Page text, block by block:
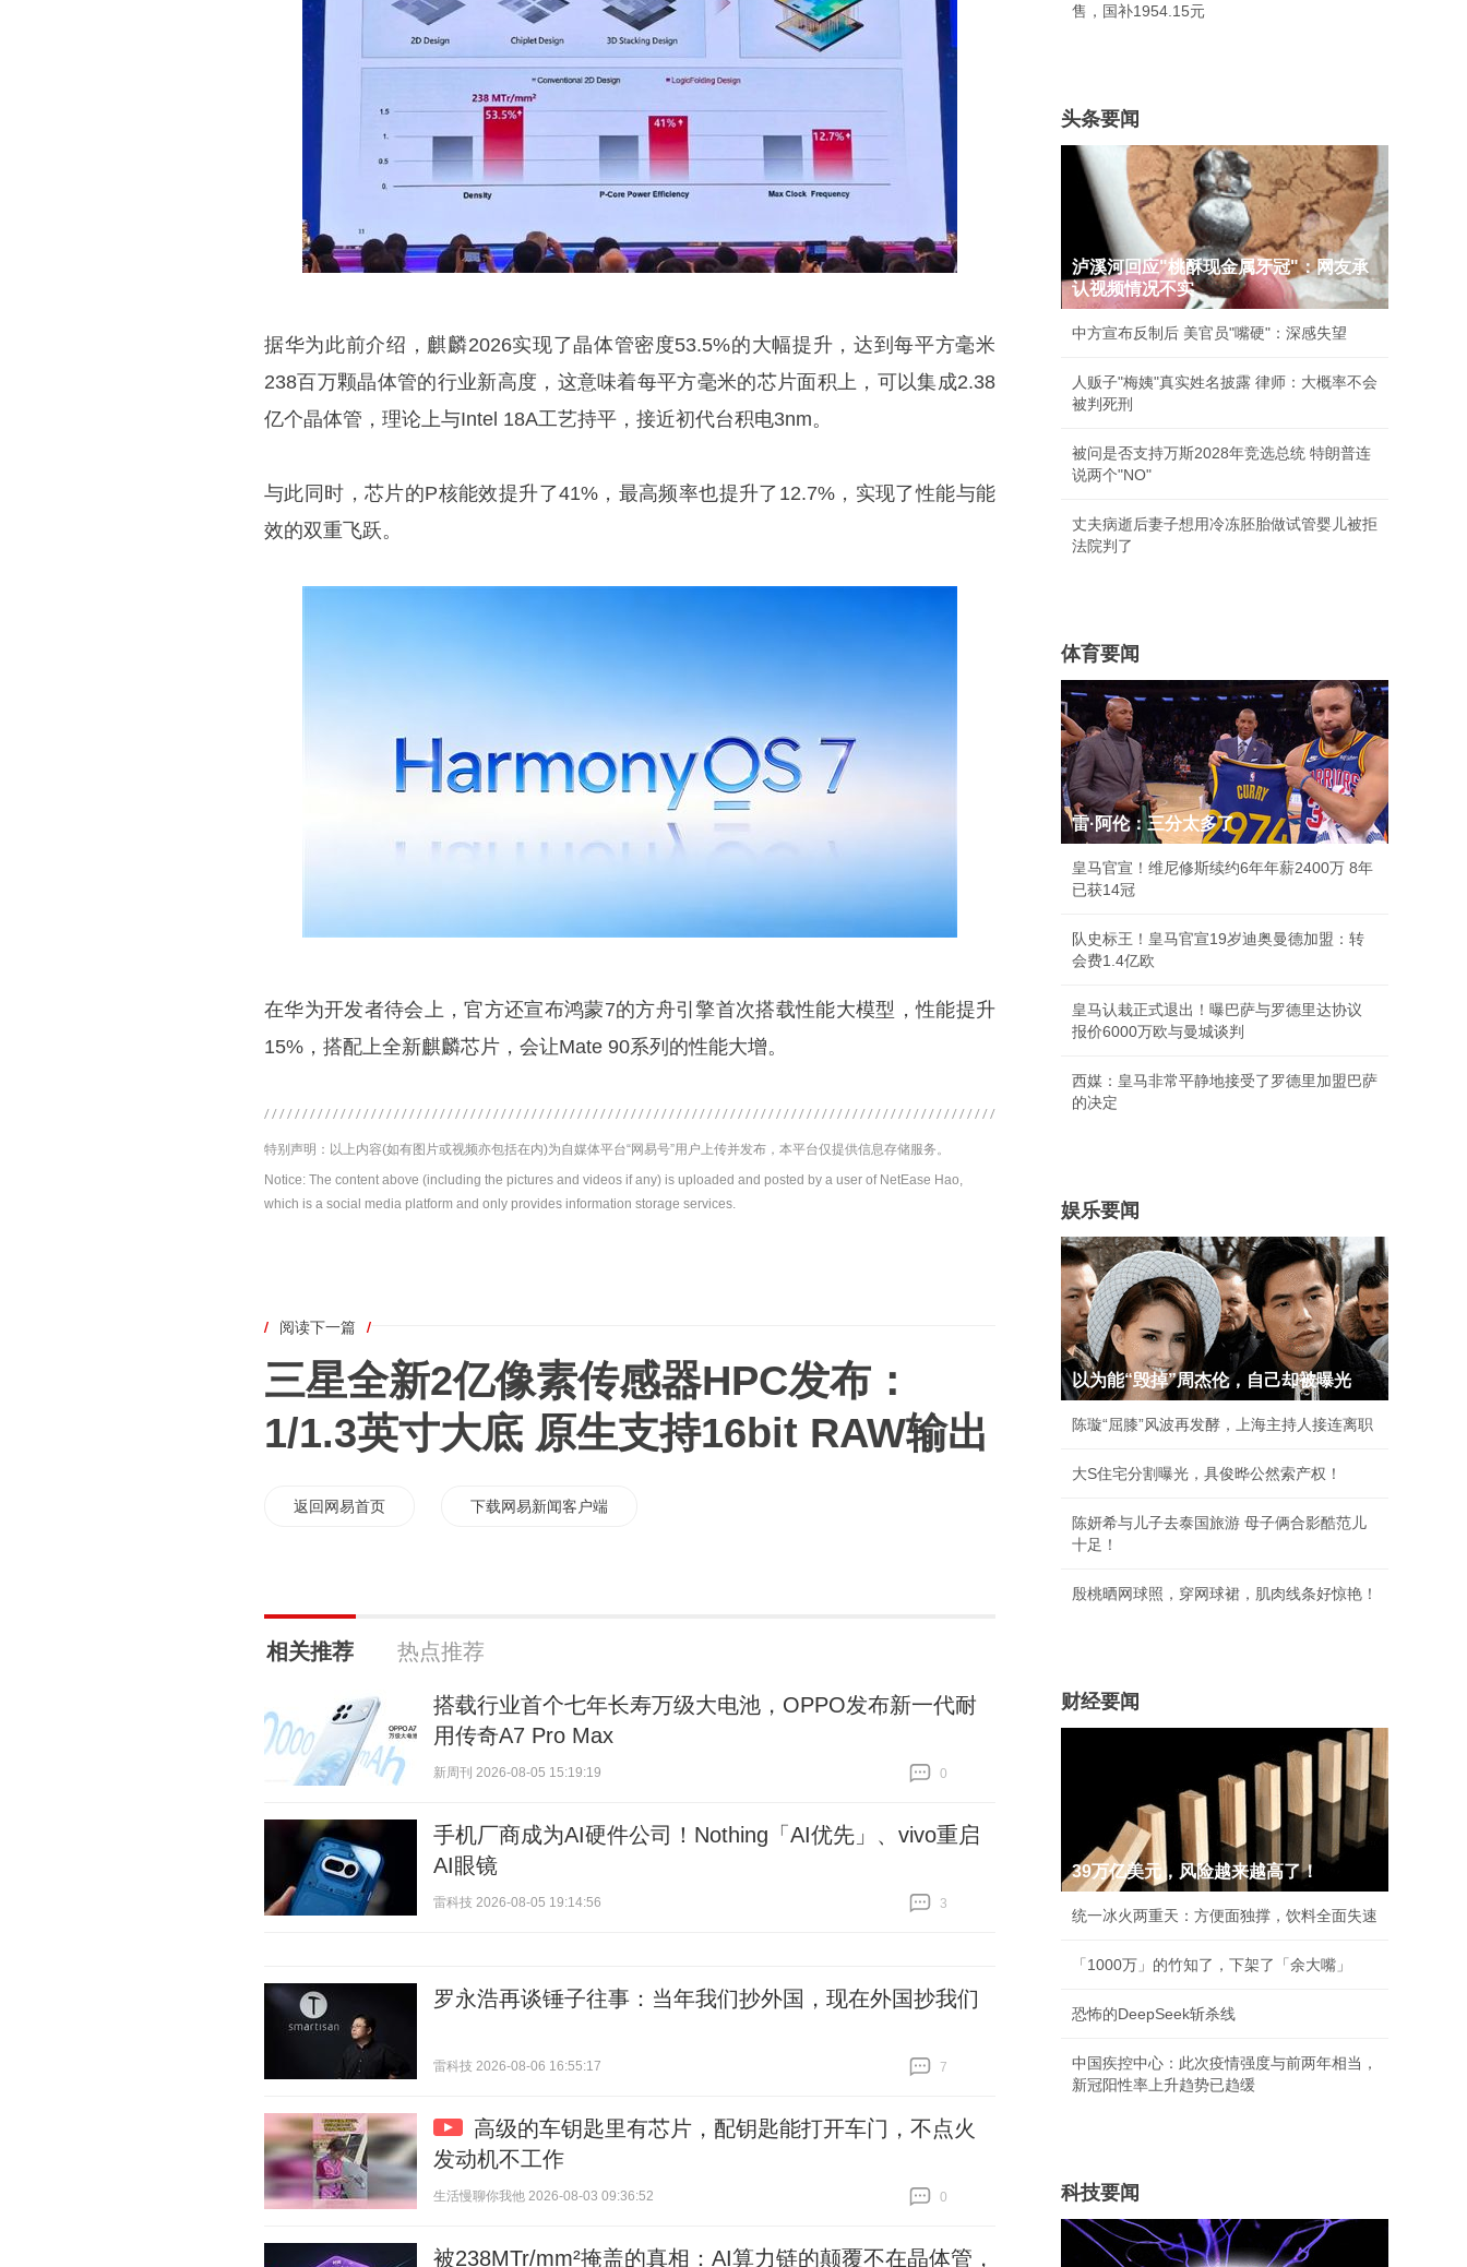
据华为此前介绍，麒麟2026实现了晶体管密度53.5%的大幅提升，达到每平方毫米
238百万颗晶体管的行业新高度，这意味着每平方毫米的芯片面积上，可以集成2.38
亿个晶体管，理论上与Intel 18A工艺持平，接近初代台积电3nm。
与此同时，芯片的P核能效提升了41%，最高频率也提升了12.7%，实现了性能与能
效的双重飞跃。
在华为开发者待会上，官方还宣布鸿蒙7的方舟引擎首次搭载性能大模型，性能提升
15%，搭配上全新麒麟芯片，会让Mate 90系列的性能大增。
特别声明：以上内容(如有图片或视频亦包括在内)为自媒体平台“网易号”用户上传并发布，本平台仅提供信息存储服务。
Notice: The content above (including the pictures and videos if any) is uploaded and posted by a user of NetEase Hao,
which is a social media platform and only provides information storage services.
/ 阅读下一篇 /
三星全新2亿像素传感器HPC发布：
1/1.3英寸大底 原生支持16bit RAW输出
返回网易首页 下载网易新闻客户端
相关推荐 热点推荐
搭载行业首个七年长寿万级大电池，OPPO发布新一代耐
用传奇A7 Pro Max
新周刊 2026-08-05 15:19:19
0
手机厂商成为AI硬件公司！Nothing「AI优先」、vivo重启
AI眼镜
雷科技 2026-08-05 19:14:56
3
罗永浩再谈锤子往事：当年我们抄外国，现在外国抄我们
雷科技 2026-08-06 16:55:17
7
高级的车钥匙里有芯片，配钥匙能打开车门，不点火
发动机不工作
生活慢聊你我他 2026-08-03 09:36:52
0
被238MTr/mm²掩盖的真相：AI算力链的颠覆不在晶体管，
售，国补1954.15元
头条要闻
泸溪河回应"桃酥现金属牙冠"：网友承
认视频情况不实
中方宣布反制后 美官员"嘴硬"：深感失望
人贩子"梅姨"真实姓名披露 律师：大概率不会
被判死刑
被问是否支持万斯2028年竞选总统 特朗普连
说两个"NO"
丈夫病逝后妻子想用冷冻胚胎做试管婴儿被拒
法院判了
体育要闻
雷·阿伦：三分太多了
皇马官宣！维尼修斯续约6年年薪2400万 8年
已获14冠
队史标王！皇马官宣19岁迪奥曼德加盟：转
会费1.4亿欧
皇马认栽正式退出！曝巴萨与罗德里达协议
报价6000万欧与曼城谈判
西媒：皇马非常平静地接受了罗德里加盟巴萨
的决定
娱乐要闻
以为能“毁掉”周杰伦，自己却被曝光
陈璇“屈膝”风波再发酵，上海主持人接连离职
大S住宅分割曝光，具俊晔公然索产权！
陈妍希与儿子去泰国旅游 母子俩合影酷范儿
十足！
殷桃晒网球照，穿网球裙，肌肉线条好惊艳！
财经要闻
39万亿美元，风险越来越高了！
统一冰火两重天：方便面独撑，饮料全面失速
「1000万」的竹知了，下架了「余大嘴」
恐怖的DeepSeek斩杀线
中国疾控中心：此次疫情强度与前两年相当，
新冠阳性率上升趋势已趋缓
科技要闻